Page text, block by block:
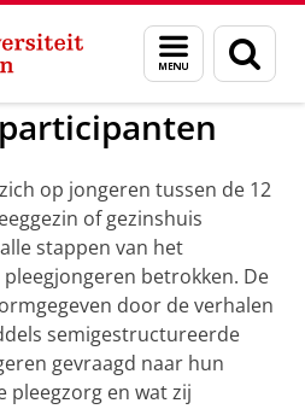
Menu
en
zoeken
Mijn Andere Thuis
op jongeren tussen de 12
of gezinshuis
stappen van het
betrokken. De
door de verhalen
semigestructureerde
gevraagd naar hun
pleegzorg en wat zij